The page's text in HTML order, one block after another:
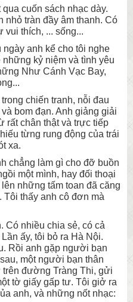
cuốn sách nhạc dày.
nhỏ tràn đầy âm thanh. Có
vui thích, ... sống...
ngày anh kể cho tôi nghe
kỷ niệm và tình yêu
Như Cánh Vạc Bay,
chiến tranh, nỗi đau
bom đạn. Anh giảng giải
rất chân thật và trực tiếp
từng rung động của trái
xa.
chẳng làm gì cho đỡ buồn
một mình, hay đối thoại
những tấm toan đã căng
thấy anh cô đơn mà
Có nhiều chia sẻ, có cả
ấy, tôi bỏ ra Hà Nội.
Rồi anh gặp người bạn
một người bạn thân
trên đường Tràng Thi, gửi
tờ giấy gấp tư. Tôi giở ra
anh, và những nốt nhạc: